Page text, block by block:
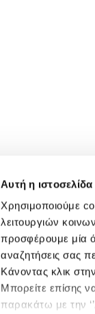
Αυτή η
Χρησιμοποιούμε
λειτουργιών
προσφέρουμε μία
αναζητήσεις σας
Κάνοντας κλικ στην
Μπορείτε επίσης
παρακάτω με την ‘’